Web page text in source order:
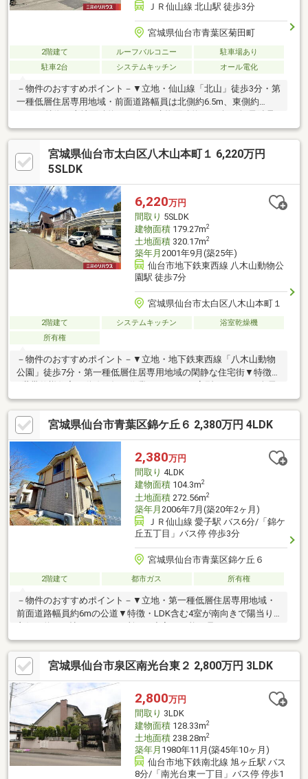
ＪＲ仙山線 北山駅 徒歩3分
宮城県仙台市青葉区菊田町
2階建て ルーフバルコニー
駐車場あり
駐車2台
システムキッチン オール電化
－物件のおすすめポイント－▼立地・仙山線「北山」徒歩3分・第
一種低層住居専用地域・前面道路幅員は北側約6.5m、東側約
造2階建住宅・LDKは2ドア仕様で生活動線良好・引き戸で繋がる
和室2室有、北側は押入付・各洋室に収納有・収納付の広々な2階
ホールは多用途に活用可・南面にお庭・ルーフバルコニー有・駐
車2台可(車種制限有)・即引渡し可(残金精算後)▼設備・TVモニタ
━━━━━・・・物件の詳細・ご相談はお気軽にお問い合わせく
ださい。
宮城県仙台市太白区八木山本町１ 6,220万円
5SLDK
6,220万円
間取り 5SLDK
建物面積179.27m2
土地面積320.17m2
築年月 2001年9月(築25年)
仙台市地下鉄東西線 八木山動物公
園駅 徒歩7分
宮城県仙台市太白区八木山本町１
2階建て システムキッチン
浴室乾燥機
所有権
－物件のおすすめポイント－▼立地・地下鉄東西線「八木山動物
公園」徒歩7分・第一種低層住居専用地域の閑静な住宅街▼特徴・
室2面採光設計・玄関上部に吹抜け有・2階洋室はロフト付・広々
としたお庭はウッドデッキ有・駐車スペース並列2台分有(車種に
よる)▼設備・IHクッキングヒーター・浴室乾燥機・TVモニタ付
インターホン▼周辺環境・セブンイレブン仙台ベニーランド前店
徒歩2分(約160m)■ ご希望の住まい探しをお手伝いします
━━━━━・・・物件の詳細・ご相談はお気軽にお問い合わせく
ださい。
宮城県仙台市青葉区錦ケ丘６ 2,380万円 4LDK
2,380万円
間取り 4LDK
建物面積104.3m2
土地面積272.56m2
築年月 2006年7月(築20年2ヶ月)
ＪＲ仙山線 愛子駅 バス6分/「錦ケ
丘五丁目」バス停 停歩3分
宮城県仙台市青葉区錦ケ丘６
2階建て 都市ガス 所有権
－物件のおすすめポイント－▼立地・第一種低層住居専用地域・
前面道路幅員約6mの公道▼特徴・LDK含む4室が南向きで陽当り
ろげる和室有・お料理中も会話が楽しめる対面式キッチン・主寝
室は約9.7帖の広さ、大型WIC付・各洋室、和室、廊下に収納有・
土地面積約82.44坪、駐車2台可能(車種による)▼周辺環境・仙台
市立錦ケ丘小学校 徒歩10分(約730m)■ ご希望の住まい探しをお手
伝いします ━━━━━・・・物件の詳細・ご相談はお気軽にお問
い合わせください。
宮城県仙台市泉区南光台東２ 2,800万円 3LDK
2,800万円
間取り 3LDK
建物面積128.33m2
土地面積238.28m2
築年月 1980年11月(築45年10ヶ月)
仙台市地下鉄南北線 旭ヶ丘駅 バス
8分/「南光台東一丁目」バス停 停歩1